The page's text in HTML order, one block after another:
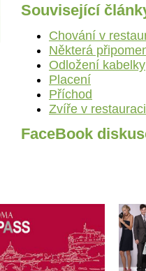
Související
Chování v
Některá
Odložení kabelky
Placení
Příchod
Zvíře v restauraci
FaceBook